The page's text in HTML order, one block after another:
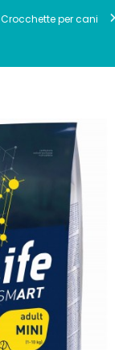
Crocchette per cani